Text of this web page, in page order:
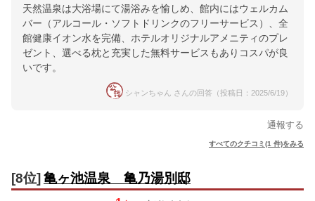
天然温泉は大浴場にて湯浴みを愉しめ、館内にはウェルカム
バー（アルコール・ソフトドリンクのフリーサービス）、全
館健康イオン水を完備、ホテルオリジナルアメニティのプレ
ゼント、選べる枕と充実した無料サービスもありコスパが良
いです。
シャンちゃん さんの回答（投稿日：2025/6/19）
通報する
すべてのクチコミ(1 件)をみる
[8位] 亀ヶ池温泉 亀乃湯別邸